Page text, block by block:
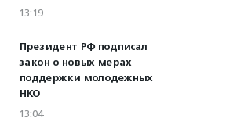
13:19
Президент РФ подписал
закон о новых мерах
поддержки молодежных
НКО
13:04